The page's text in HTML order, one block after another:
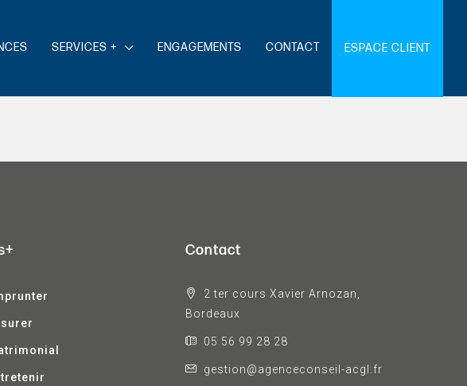
SERVICES + ENGAGEMENTS CONTACT ESPACE CLIENT
Contact
2 ter cours Xavier Arnozan,
Bordeaux
05 56 99 28 28
gestion@agenceconseil-acgl.fr